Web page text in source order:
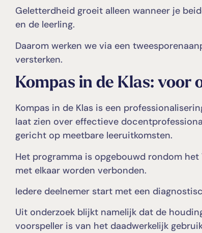
Geletterdheid groeit alleen wanneer je
en de leerling.
Daarom werken we via een
versterken.
Kompas in de Klas: voor
Kompas in de Klas is een
laat zien over effectieve
gericht op meetbare leeruitkomsten.
Het programma is opgebouwd rondom
met elkaar worden verbonden.
Iedere deelnemer start met een
Uit onderzoek blijkt namelijk dat de
voorspeller is van het daadwerkelijk